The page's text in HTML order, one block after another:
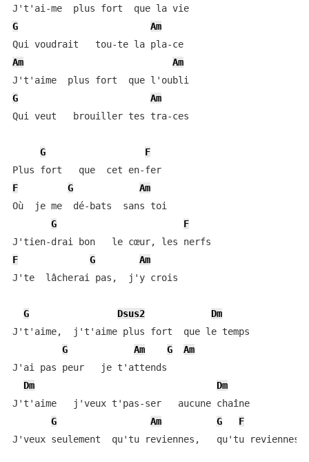
J't'ai-me  plus fort  que la vie
G
Am
Qui voudrait   tou-te la pla-ce
Am
Am
G
Am
Qui veut   brouiller tes tra-ces
G
F
Plus fort   que  cet en-fer
F
G
Am
Où  je me  dé-bats  sans toi
G
F
F
G
Am
J'te  lâcherai pas,  j'y crois
G Dsus2
Dm
J't'aime,  j't'aime plus fort  que le temps
G
Am G
Am
J'ai pas peur   je t'attends
Dm
Dm
J't'aime   j'veux t'pas-ser   aucune chaîne
G
Am G
F
J'veux seulement  qu'tu reviennes,   qu'tu reviennes